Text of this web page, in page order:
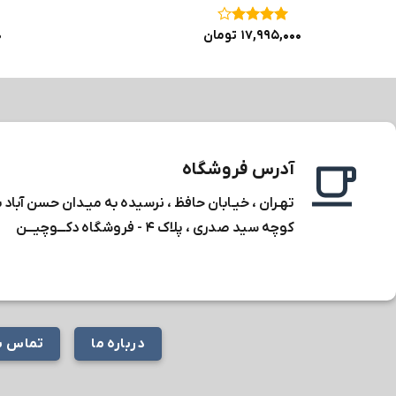
نمره۴
۱۷,۹۹۵,۰۰۰ تومان
آدرس فروشگاه
تهـران ، خیـابان حافظ ، نرسیده به میـدان حسن
کوچه سید صدری ، پلاک ۴ -
فروشگاه دکـــوچیـــن
درباره ما تماس